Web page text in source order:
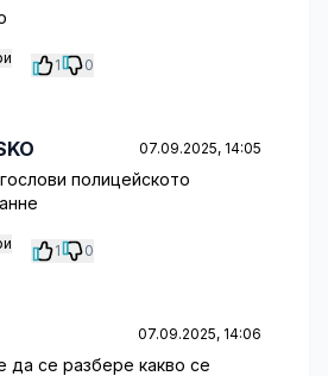
1 0
07.09.2025, 14:05
полицейското
1 0
07.09.2025, 14:06
да се разбере какво се